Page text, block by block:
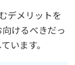
デメリットを
けるべきだっ
います。